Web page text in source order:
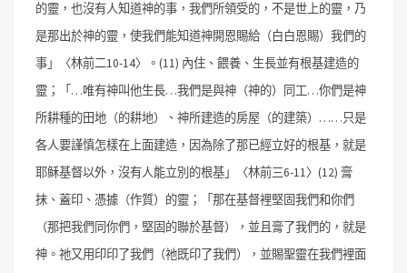
的靈，也沒有人知道神的事，我們所領受的，不是世上的靈，乃
是那出於神的靈，使我們能知道神開恩賜給（白白恩賜）我們的
事」〈林前二10-14〉。 (11) 內住、餵養、生長並有根基建造的
靈；「…唯有神叫他生長…我們是與神（神的）同工…你們是神
所耕種的田地（的耕地）、神所建造的房屋（的建築）……只是
各人要謹慎怎樣在上面建造，因為除了那已經立好的根基，就是
耶稣基督以外，沒有人能立別的根基」〈林前三6-11〉 (12) 膏
抹、蓋印、憑據（作質）的靈；「那在基督裡堅固我們和你們
（那把我們同你們，堅固的聯於基督），並且膏了我們的，就是
神。祂又用印印了我們（祂既印了我們），並賜聖靈在我們裡面